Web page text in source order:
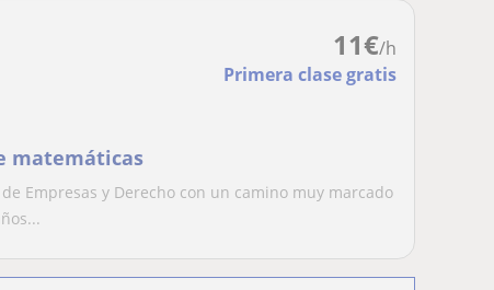
11€/h
Primera clase gratis
matemáticas
Empresas y Derecho con un camino muy marcado